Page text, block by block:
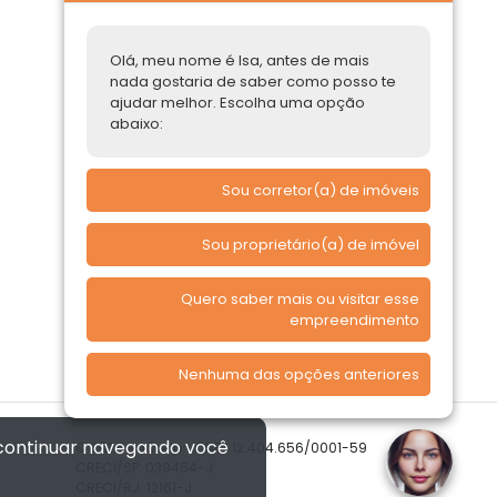
Olá, meu nome é Isa, antes de mais
nada gostaria de saber como posso te
ajudar melhor. Escolha uma opção
abaixo:
Sou corretor(a) de imóveis
Sou proprietário(a) de imóvel
Quero saber mais ou visitar esse
empreendimento
Nenhuma das opções anteriores
Comprar ou alugar
Quero Comprar
© 2026 Imóvelp • CNPJ 12.404.656/0001-59
navegando você